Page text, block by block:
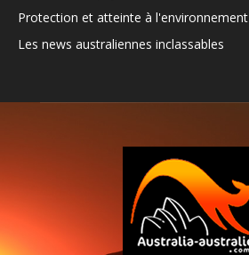
Protection et atteinte à l'environnement
Les news australiennes inclassables